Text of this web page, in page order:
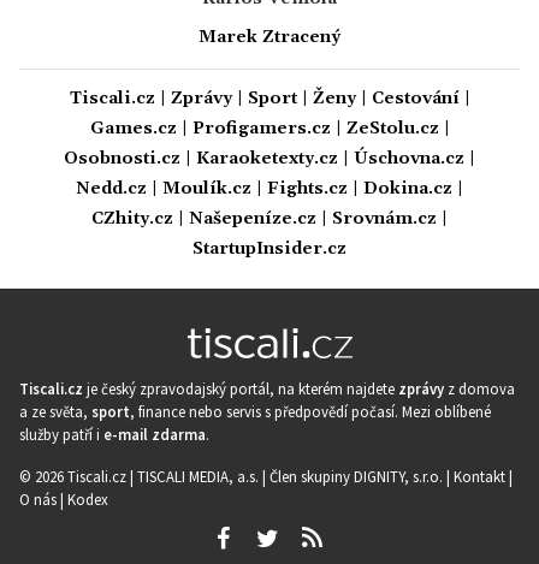
Marek Ztracený
Tiscali.cz Zprávy| Sport| Ženy| Cestování|
Games.cz
Profigamers.cz ZeStolu.cz
Osobnosti.cz
Karaoketexty.cz Úschovna.cz
Nedd.cz
Moulík.cz Fights.cz Dokina.cz
CZhity.cz
Našepeníze.cz Srovnám.cz
StartupInsider.cz
Tiscali.cz je český zpravodajský portál, na kterém najdete zprávy z domova
a ze světa, sport, finance nebo servis s předpovědí počasí. Mezi oblíbené
služby patří i e-mail zdarma.
© 2026 Tiscali.cz | TISCALI MEDIA, a.s. | Člen skupiny DIGNITY, s.r.o. | Kontakt|
O nás| Kodex